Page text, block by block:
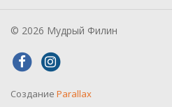
© 2026 Мудрый Филин
Создание Parallax